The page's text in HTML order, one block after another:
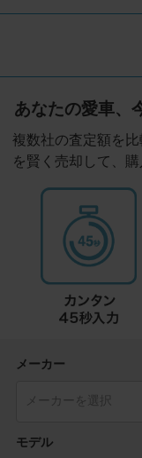
あなたの愛車、
複数社の査定額を
を賢く売却して、
メーカー
モデル